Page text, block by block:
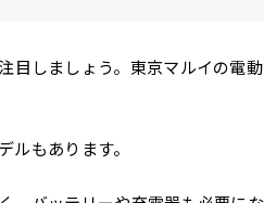
目しましょう。東京マルイの電
ルもあります。